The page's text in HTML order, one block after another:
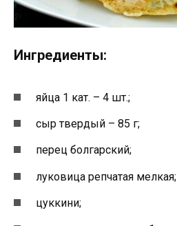
Ингредиенты:
яйца 1 кат. – 4 шт.;
сыр твердый – 85 г;
перец болгарский;
луковица репчатая мелкая;
цуккини;